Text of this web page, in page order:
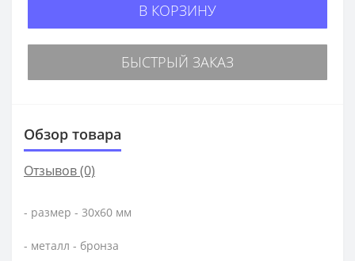
В КОРЗИНУ
БЫСТРЫЙ ЗАКАЗ
Обзор товара
Отзывов (0)
- размер - 30х60 мм
- металл - бронза